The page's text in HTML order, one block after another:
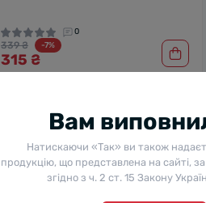
0
339 ₴ -7%
315 ₴
Вам
Натискаючи «Так» ви також
продукцію, що представлена на сайті,
згідно з ч. 2 ст. 15 Закону